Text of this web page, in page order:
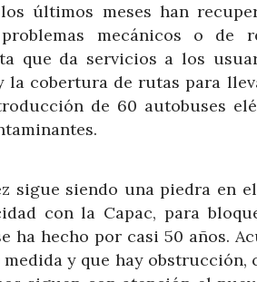
últimos meses han
mecánicos o de
que da servicios a los
la cobertura de rutas para
de 60 autobuses
sigue siendo una piedra en
con la Capac, para
ha hecho por casi 50 años.
medida y que hay